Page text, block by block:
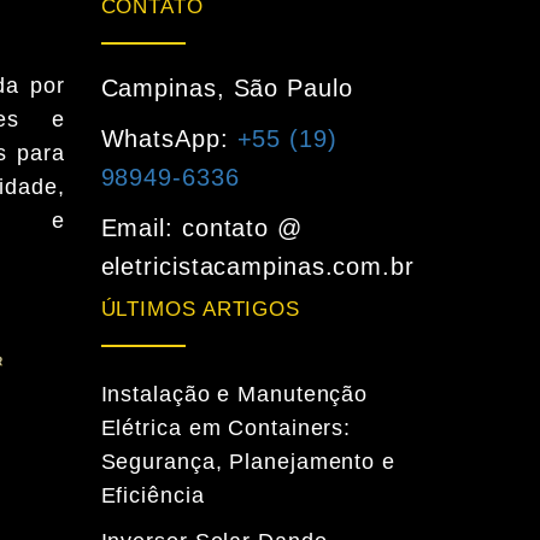
por
e
para
e
CONTATO
Campinas, São Paulo
WhatsApp: +55 (19)
98949-6336
Email: contato @
eletricistacampinas.com.br
ÚLTIMOS ARTIGOS
Instalação e Manutenção
Elétrica em Containers:
Segurança, Planejamento e
Eficiência